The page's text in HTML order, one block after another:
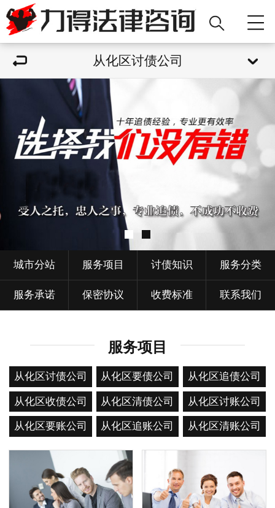
从化区讨债公司
城市分站 服务项目 讨债知识 服务分类
服务承诺 保密协议 收费标准 联系我们
服务项目
从化区讨债公司 从化区要债公司 从化区追债公司
从化区收债公司 从化区清债公司 从化区讨账公司
从化区要账公司 从化区追账公司 从化区清账公司